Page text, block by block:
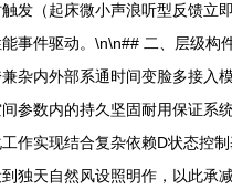
发（起床微小声浪听型反馈立
能事件驱动。\n\n## 二、层级构
杂内外部系通时间变脸多接入
间参数内的持久坚固耐用保证系
作实现结合复杂依赖D状态控
独天自然风设照明作，以此承